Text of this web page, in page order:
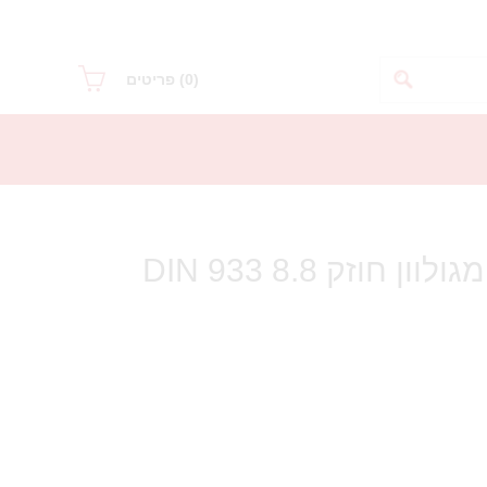
(0) פריטים
בורג ראש משושה מגולוון חוזק 8.8 DIN 933